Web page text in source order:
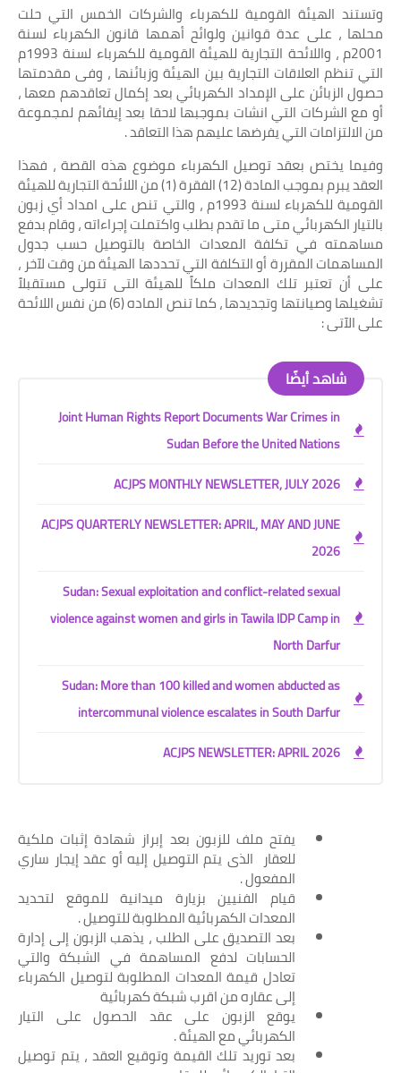
وتستند الهيئة القومية للكهرباء والشركات الخمس التي حلت
محلها ، على عدة قوانين ولوائح أهمها قانون الكهرباء لسنة
2001م ، واللائحة التجارية للهيئة القومية للكهرباء لسنة 1993م
التي تنظم العلاقات التجارية بين الهيئة وزبائنها ، وفى مقدمتها
حصول الزبائن على الإمداد الكهربائي بعد إكمال تعاقدهم معها ،
أو مع الشركات التي انشات بموجبها لاحقا بعد إيفائهم لمجموعة
من الالتزامات التي يفرضها عليهم هذا التعاقد .
وفيما يختص بعقد توصيل الكهرباء موضوع هذه القصة ، فهذا
العقد يبرم بموجب المادة (12) الفقرة (1) من اللائحة التجارية للهيئة
القومية للكهرباء لسنة 1993م ، والتي تنص على امداد أي زبون
بالتيار الكهربائي متى ما تقدم بطلب واكتملت إجراءاته ، وقام بدفع
مساهمته في تكلفة المعدات الخاصة بالتوصيل حسب جدول
المساهمات المقررة أو التكلفة التي تحددها الهيئة من وقت لآخر ،
على أن تعتبر تلك المعدات ملكاً للهيئة التى تتولى مستقبلاً
تشغيلها وصيانتها وتجديدها ، كما تنص الماده (6) من نفس اللائحة
على الآتى :
شاهد أيضًا
Joint Human Rights Report Documents War Crimes in
Sudan Before the United Nations
ACJPS MONTHLY NEWSLETTER, JULY 2026
ACJPS QUARTERLY NEWSLETTER: APRIL, MAY AND JUNE
2026
Sudan: Sexual exploitation and conflict-related sexual
violence against women and girls in Tawila IDP Camp in
North Darfur
Sudan: More than 100 killed and women abducted as
intercommunal violence escalates in South Darfur
ACJPS NEWSLETTER: APRIL 2026
يفتح ملف للزبون بعد إبراز شهادة إثبات ملكية
للعقار الذى يتم التوصيل إليه أو عقد إيجار ساري
المفعول .
قيام الفنيين بزيارة ميدانية للموقع لتحديد
المعدات الكهربائية المطلوبة للتوصيل .
بعد التصديق على الطلب ، يذهب الزبون إلى إدارة
الحسابات لدفع المساهمة في الشبكة والتي
تعادل قيمة المعدات المطلوبة لتوصيل الكهرباء
إلى عقاره من اقرب شبكة كهربائية
يوقع الزبون على عقد الحصول على التيار
الكهربائي مع الهيئة .
بعد توريد تلك القيمة وتوقيع العقد ، يتم توصيل